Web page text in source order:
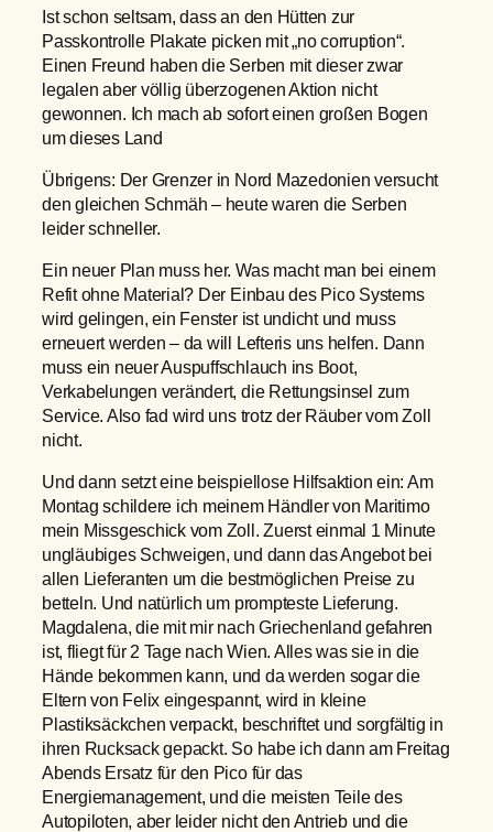
Ist schon seltsam, dass an den Hütten zur
Passkontrolle Plakate picken mit „no corruption“.
Einen Freund haben die Serben mit dieser zwar
legalen aber völlig überzogenen Aktion nicht
gewonnen. Ich mach ab sofort einen großen Bogen
um dieses Land
Übrigens: Der Grenzer in Nord Mazedonien versucht
den gleichen Schmäh – heute waren die Serben
leider schneller.
Ein neuer Plan muss her. Was macht man bei einem
Refit ohne Material? Der Einbau des Pico Systems
wird gelingen, ein Fenster ist undicht und muss
erneuert werden – da will Lefteris uns helfen. Dann
muss ein neuer Auspuffschlauch ins Boot,
Verkabelungen verändert, die Rettungsinsel zum
Service. Also fad wird uns trotz der Räuber vom Zoll
nicht.
Und dann setzt eine beispiellose Hilfsaktion ein: Am
Montag schildere ich meinem Händler von Maritimo
mein Missgeschick vom Zoll. Zuerst einmal 1 Minute
ungläubiges Schweigen, und dann das Angebot bei
allen Lieferanten um die bestmöglichen Preise zu
betteln. Und natürlich um prompteste Lieferung.
Magdalena, die mit mir nach Griechenland gefahren
ist, fliegt für 2 Tage nach Wien. Alles was sie in die
Hände bekommen kann, und da werden sogar die
Eltern von Felix eingespannt, wird in kleine
Plastiksäckchen verpackt, beschriftet und sorgfältig in
ihren Rucksack gepackt. So habe ich dann am Freitag
Abends Ersatz für den Pico für das
Energiemanagement, und die meisten Teile des
Autopiloten, aber leider nicht den Antrieb und die